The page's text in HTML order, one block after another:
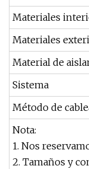
Materiales
Materiales
Material de
Sistema
Método de
Nota:
1. Nos
2. Tamaños y